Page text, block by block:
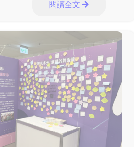
閱讀全文